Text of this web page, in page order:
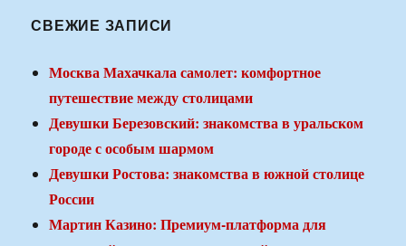
СВЕЖИЕ ЗАПИСИ
Москва Махачкала самолет: комфортное
путешествие между столицами
Девушки Березовский: знакомства в уральском
городе с особым шармом
Девушки Ростова: знакомства в южной столице
России
Мартин Казино: Премиум-платформа для